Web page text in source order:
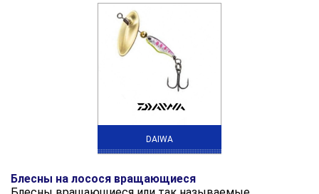
DAIWA
Блесны на лосося вращающиеся